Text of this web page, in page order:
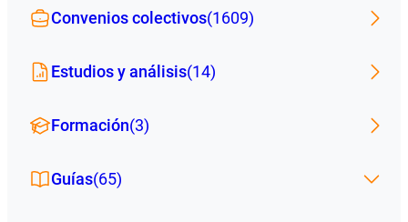
Convenios colectivos(1609)
Estudios y análisis(14)
Formación(3)
Guías(65)